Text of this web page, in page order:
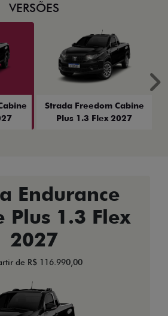
VERSÕES
Strada Freedom Cabine
Plus 1.3 Flex 2027
Endurance
Plus 1.3 Flex
2027
de R$ 116.990,00